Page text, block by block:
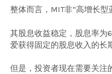
整体而言，MIT非“高增长型
其股息收益稳定，股息率为
爱获得固定的股息收入的长
但是，投资者现在需要关注